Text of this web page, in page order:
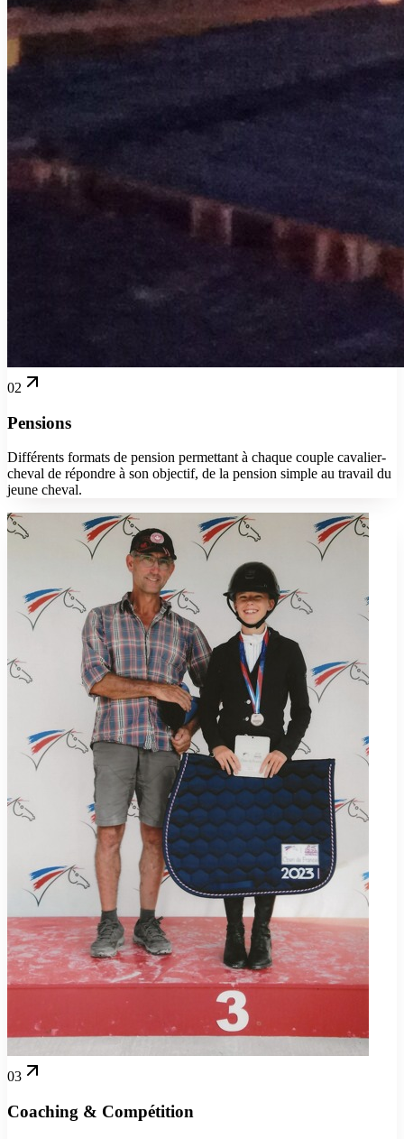
02
Pensions
Différents formats de pension permettant à chaque couple cavalier-
cheval de répondre à son objectif, de la pension simple au travail du
jeune cheval.
03
Coaching & Compétition